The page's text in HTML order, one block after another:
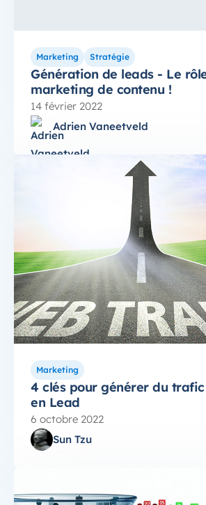
Marketing Stratégie
Génération de leads - Le
marketing de contenu !
14 février 2022
Adrien Vaneetveld
Marketing
4 clés pour générer du
en Lead
6 octobre 2022
Sun Tzu